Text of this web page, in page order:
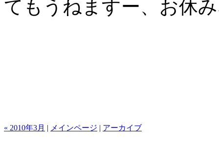
てもうねますー、お休
« 2010年3月 | メインページ | アーカイブ